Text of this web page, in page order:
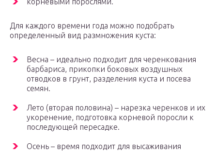
Для каждого времени года можно подобрать
определенный вид размножения куста:
Весна – идеально подходит для черенкования
барбариса, прикопки боковых воздушных
отводков в грунт, разделения куста и посева
семян.
Лето (вторая половина) – нарезка черенков и их
укоренение, подготовка корневой поросли к
последующей пересадке.
Осень – время подходит для высаживания